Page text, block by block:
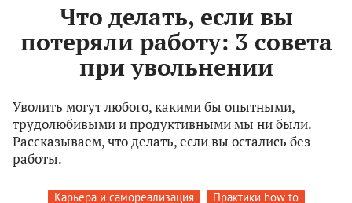
Что делать, если вы
потеряли работу: 3 совета
при увольнении
Уволить могут любого, какими бы опытными,
трудолюбивыми и продуктивными мы ни были.
Рассказываем, что делать, если вы остались без
работы.
Карьера и самореализация Практики how to